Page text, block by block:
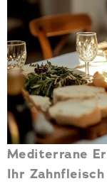
Mediterrane
Ihr Zahnfleisch